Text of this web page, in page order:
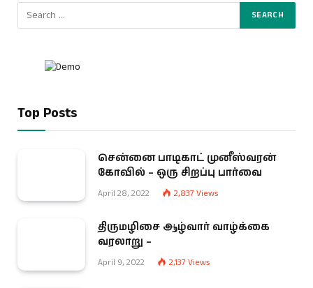
Top Posts
சென்னை பாடிகாட் முனீஸ்வரன்
கோவில் – ஒரு சிறப்பு பார்வை
April 28, 2022 2,837 Views
திருமழிசை ஆழ்வார் வாழ்க்கை
வரலாறு –
April 9, 2022 2,137 Views